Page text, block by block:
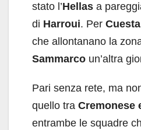
stato l’Hellas a
di Harroui. Per Cuesta
che allontanano la
Sammarco un’altra
Pari senza rete, ma
quello tra Cremonese
entrambe le squadre